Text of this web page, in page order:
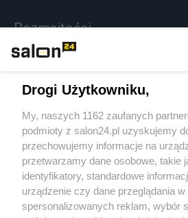
Rozmaitości
Sport
Społeczeństwo
Kultura
Drogi Użytkowniku,
My, naszych 1162 zaufanych
podmioty z salon24.pl uzyskujemy
przechowujemy informacje na
przetwarzamy dane osobowe, takie
identyfikatory, standardowe
urządzenie czy dane przeglądania
spersonalizowanych reklam, wybór